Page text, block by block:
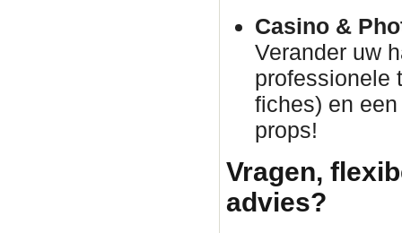
Casino &
Verander uw
professionele
fiches) en
props!
Vragen,
advies?